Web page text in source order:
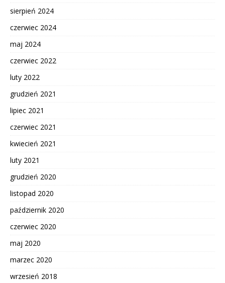
sierpień 2024
czerwiec 2024
maj 2024
czerwiec 2022
luty 2022
grudzień 2021
lipiec 2021
czerwiec 2021
kwiecień 2021
luty 2021
grudzień 2020
listopad 2020
październik 2020
czerwiec 2020
maj 2020
marzec 2020
wrzesień 2018